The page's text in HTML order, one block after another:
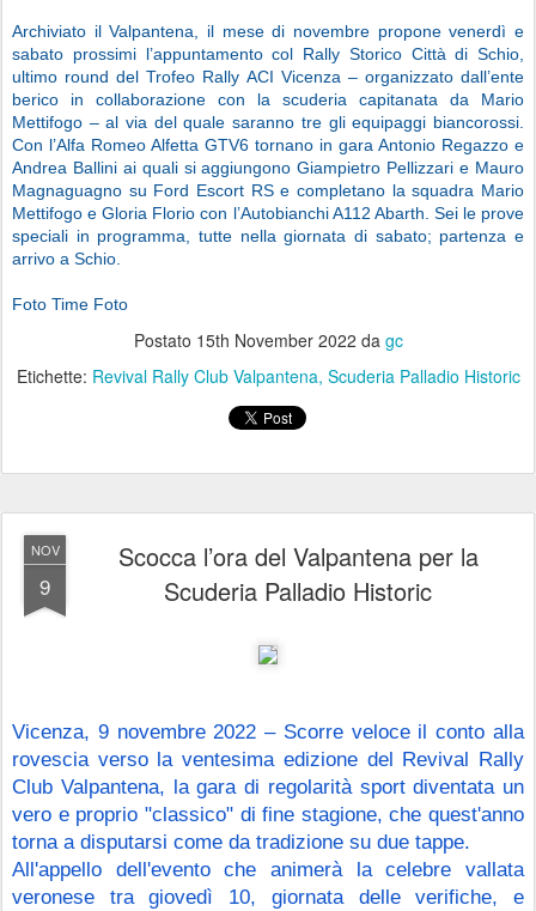
Archiviato il Valpantena, il mese di novembre propone venerdì e
sabato prossimi l’appuntamento col Rally Storico Città di Schio,
ultimo round del Trofeo Rally ACI Vicenza – organizzato dall’ente
berico in collaborazione con la scuderia capitanata da Mario
Mettifogo – al via del quale saranno tre gli equipaggi biancorossi.
Con l’Alfa Romeo Alfetta GTV6 tornano in gara Antonio Regazzo e
Andrea Ballini ai quali si aggiungono Giampietro Pellizzari e Mauro
Magnaguagno su Ford Escort RS e completano la squadra Mario
Mettifogo e Gloria Florio con l’Autobianchi A112 Abarth. Sei le prove
speciali in programma, tutte nella giornata di sabato; partenza e
arrivo a Schio.
Foto Time Foto
Postato 15th November 2022 da gc
Etichette: Revival Rally Club Valpantena Scuderia Palladio Historic
NOV
9
Scocca l’ora del Valpantena per la
Scuderia Palladio Historic
Vicenza, 9 novembre 2022 – Scorre veloce il conto alla
rovescia verso la ventesima edizione del Revival Rally
Club Valpantena, la gara di regolarità sport diventata un
vero e proprio "classico" di fine stagione, che quest'anno
torna a disputarsi come da tradizione su due tappe.
All'appello dell'evento che animerà la celebre vallata
veronese tra giovedì 10, giornata delle verifiche, e